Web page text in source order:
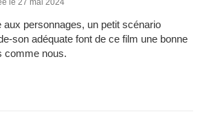
le 27 mai 2024
personnages, un petit scénario
son adéquate font de ce film une bonne
comme nous.